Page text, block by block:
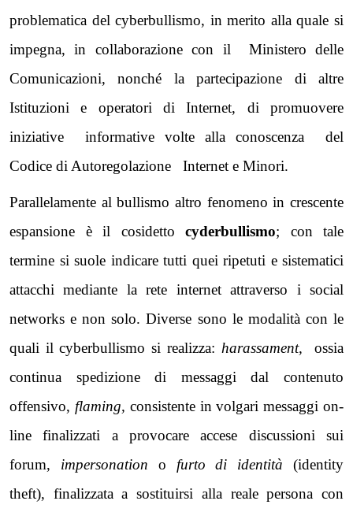
problematica del cyberbullismo, in merito alla quale si
impegna, in collaborazione con il Ministero delle
Comunicazioni, nonché la partecipazione di altre
Istituzioni e operatori di Internet, di promuovere
iniziative informative volte alla conoscenza del
Codice di Autoregolazione Internet e Minori.
Parallelamente al bullismo altro fenomeno in crescente
espansione è il cosidetto cyderbullismo; con tale
termine si suole indicare tutti quei ripetuti e sistematici
attacchi mediante la rete internet attraverso i social
networks e non solo. Diverse sono le modalità con le
quali il cyberbullismo si realizza: harassament,
ossia
continua spedizione di messaggi dal contenuto
offensivo, flaming, consistente in volgari messaggi on-
line finalizzati a provocare accese discussioni sui
forum, impersonation o furto di identità(identity
theft), finalizzata a sostituirsi alla reale persona con